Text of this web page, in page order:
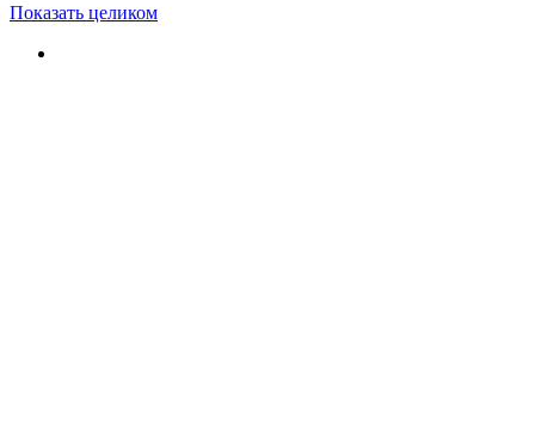
Показать целиком